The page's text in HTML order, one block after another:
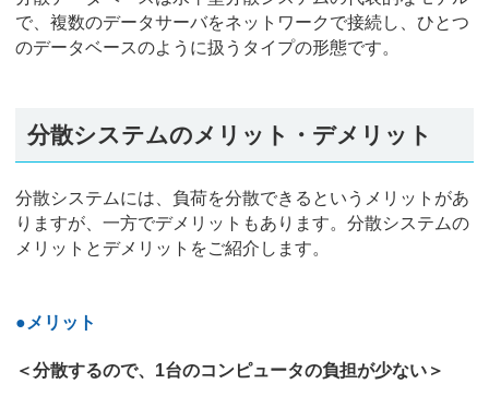
で、複数のデータサーバをネットワークで接続し、ひとつ
のデータベースのように扱うタイプの形態です。
分散システムのメリット・デメリット
分散システムには、負荷を分散できるというメリットがあ
りますが、一方でデメリットもあります。分散システムの
メリットとデメリットをご紹介します。
●メリット
＜分散するので、1台のコンピュータの負担が少ない＞